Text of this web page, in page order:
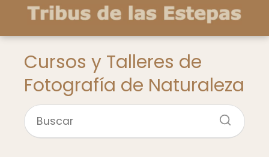
Cursos y Talleres de
Fotografía de Naturaleza